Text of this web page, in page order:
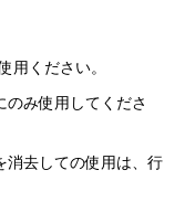
用ください。
み使用してくださ
消去しての使用は、行